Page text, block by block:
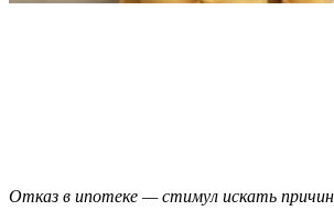
Отказ в ипотеке — стимул искать